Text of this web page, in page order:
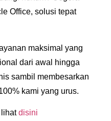
Office, solusi tepat
maksimal yang
dari awal hingga
sambil membesarkan
kami yang urus.
lihatdisini